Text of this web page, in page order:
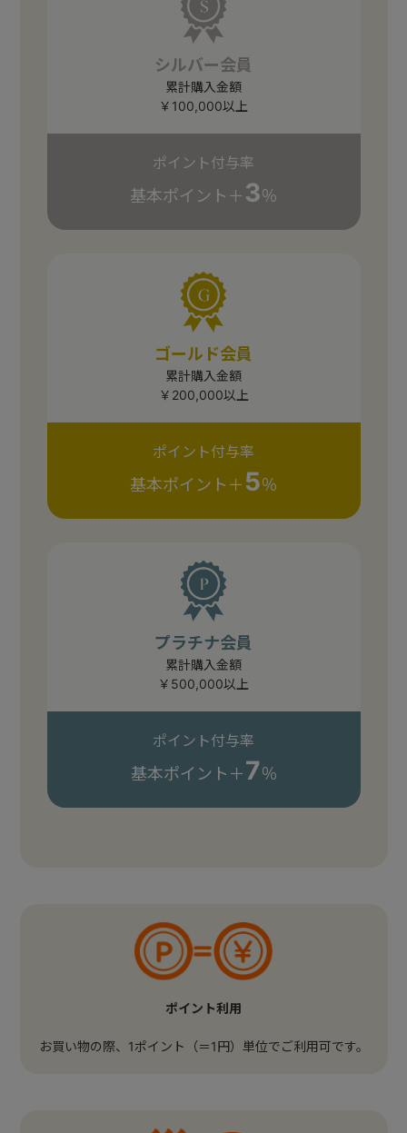
シルバー会員
累計購入金額
￥100,000以上
ポイント付与率
基本ポイント＋ 3％
ゴールド会員
累計購入金額
￥200,000以上
ポイント付与率
基本ポイント＋ 5％
プラチナ会員
累計購入金額
￥500,000以上
ポイント付与率
基本ポイント＋7％
ポイント利用
お買い物の際、1ポイント（＝1円）単位でご利用可です。